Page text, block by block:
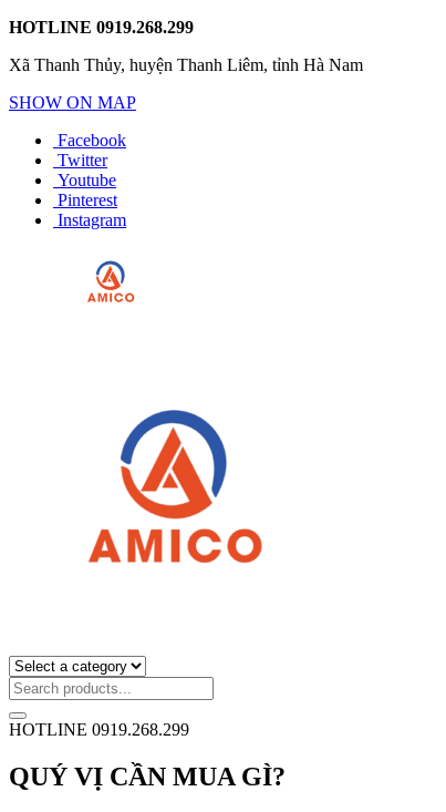
HOTLINE 0919.268.299
Xã Thanh Thủy, huyện Thanh Liêm, tỉnh Hà Nam
SHOW ON MAP
Facebook
Twitter
Youtube
Pinterest
Instagram
HOTLINE 0919.268.299
QUÝ VỊ CẦN MUA GÌ?